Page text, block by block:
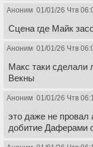
Аноним 01/01/26 Чтв
Сцена где Майк
Аноним 01/01/26 Чтв
Макс таки сделали
Векны
Аноним 01/01/26 Чтв
это даже не провал
добитие Даферами